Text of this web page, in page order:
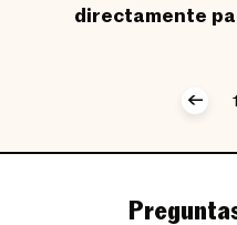
directamente
1